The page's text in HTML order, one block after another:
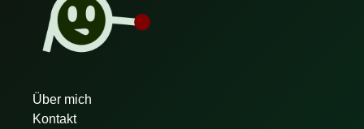
Über mich
Kontakt